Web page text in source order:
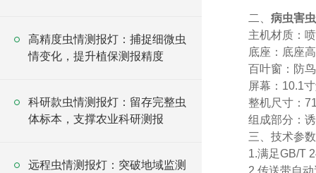
高精度虫情测报灯：捕捉细微虫
情变化，提升植保测报精度
科研款虫情测报灯：留存完整虫
体标本，支撑农业科研测报
远程虫情测报灯：突破地域监测
二、 病虫害
主机材质：
底座：底座
百叶窗：防
屏幕：10.1
整机尺寸：
组成部分：
三、技术参数
1.满足GB/T
2.传送带自